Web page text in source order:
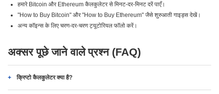
हमारे Bitcoin और Ethereum कैलकुलेटर से मिनट-दर-मिनट दरें पाएँ।
"How to Buy Bitcoin" और "How to Buy Ethereum" जैसे शुरुआती गाइड्स देखें।
अन्य कॉइन्स के लिए चरण-दर-चरण ट्यूटोरियल फॉलो करें।
अक्सर पूछे जाने वाले प्रश्न (FAQ)
क्रिप्टो कैलकुलेटर क्या है?